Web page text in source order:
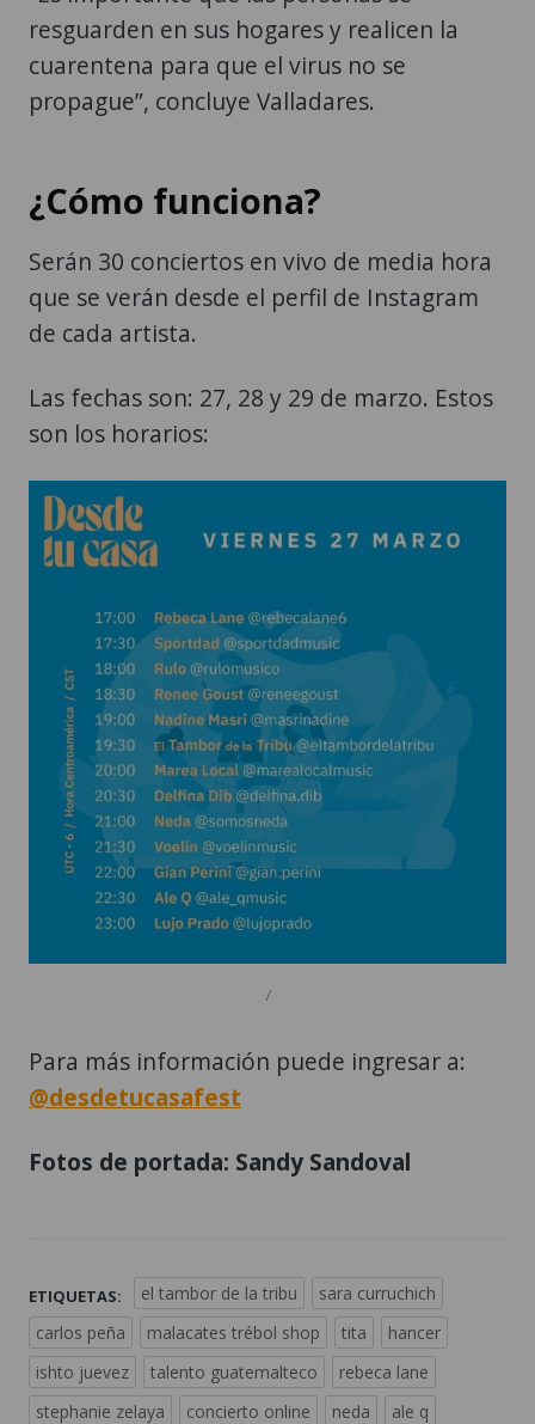
resguarden en sus hogares y realicen la
cuarentena para que el virus no se
propague”, concluye Valladares.
¿Cómo funciona?
Serán 30 conciertos en vivo de media hora
que se verán desde el perfil de Instagram
de cada artista.
Las fechas son: 27, 28 y 29 de marzo. Estos
son los horarios:
/
Para más información puede ingresar a:
@desdetucasafest
Fotos de portada: Sandy Sandoval
ETIQUETAS: el tambor de la tribu
sara curruchich
carlos peña
malacates trébol shop tita
hancer
ishto juevez
talento guatemalteco
rebeca lane
stephanie zelaya
concierto online neda
ale q